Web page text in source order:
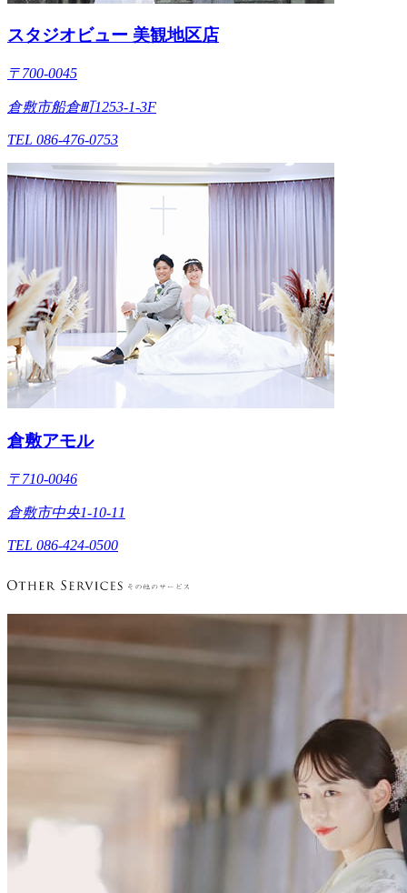
スタジオビュー 美観地区店
〒700-0045
倉敷市船倉町1253-1-3F
TEL 086-476-0753
倉敷アモル
〒710-0046
倉敷市中央1-10-11
TEL 086-424-0500